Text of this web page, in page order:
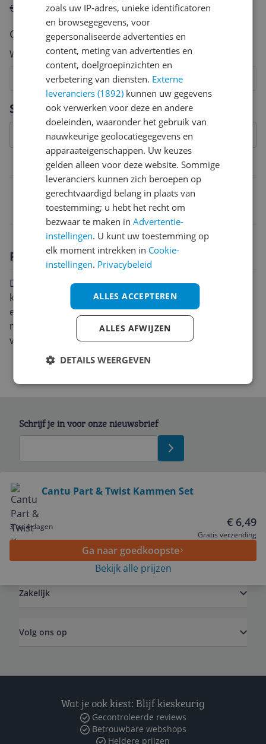
Specificaties
Belangrijkste kenmerken
0817513019487
Productomschrijving
De Cantu Part & Twist Kammenset bevat twee
kammen. Eén unieke, spiraalvormige kam voor het
eenvoudig creëren van golven en één kam met
metalen uiteinden voor het verdelen en glad kammen
van je haar.
€250,-!
Klik hier voor de actievoorwaarden.
Cijfer
Welk cijfer geef jij dit product?
7
6
5
4
3
2
Vraag 1 van 4
Cantu Part & Twist Kammen Set
3 tot 4 dagen € 6,49
Gratis verzending
Ga naar goedkoopste
Bekijk alle prijzen
Schrijf je in voor onze nieuwsbrief
Service
Zakelijk
Volg ons op
Wat je ook kiest: Blijf kieskeurig
Gecontroleerde reviews
Betrouwbare webshops
Heldere prijzen
zoals uw IP-adres, unieke identificatoren
en browsegegevens, voor
gepersonaliseerde advertenties en
content, meting van advertenties en
content, doelgroepinzichten en
verbetering van diensten. Externe
leveranciers (1892) kunnen uw gegevens
ook verwerken voor deze en andere
doeleinden, waaronder het gebruik van
nauwkeurige geolocatiegegevens en
apparaateigenschappen. Uw keuzes
gelden alleen voor deze website. Sommige
leveranciers kunnen zich beroepen op
gerechtvaardigd belang in plaats van
toestemming; u hebt het recht om
bezwaar te maken inAdvertentie-
instellingen. U kunt uw toestemming op
elk moment intrekken in Cookie-
instellingen. Privacybeleid
ALLES ACCEPTEREN
ALLES AFWIJZEN
DETAILS WEERGEVEN